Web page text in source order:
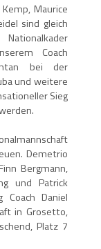
Maurice
sind gleich
Coach
bei der
und weitere
Sieg
Demetrio
Bergmann,
und Patrick
Daniel
in Grosetto,
Platz 7